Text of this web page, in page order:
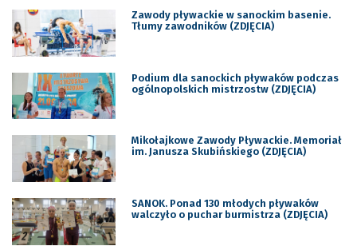
Zawody pływackie w sanockim basenie.
Tłumy zawodników (ZDJĘCIA)
Podium dla sanockich pływaków podczas
ogólnopolskich mistrzostw (ZDJĘCIA)
Mikołajkowe Zawody Pływackie. Memoriał
im. Janusza Skubińskiego (ZDJĘCIA)
SANOK. Ponad 130 młodych pływaków
walczyło o puchar burmistrza (ZDJĘCIA)